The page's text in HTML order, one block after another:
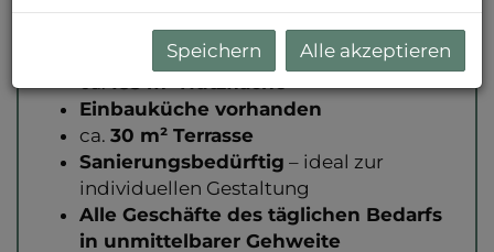
Swimmingpool
2 Garagenplätze
Einbauküche vorhanden
ca. 30 m² Terrasse
Sanierungsbedürftig – ideal zur
individuellen Gestaltung
Alle Geschäfte des täglichen Bedarfs
in unmittelbarer Gehweite
Speichern Alle akzeptieren